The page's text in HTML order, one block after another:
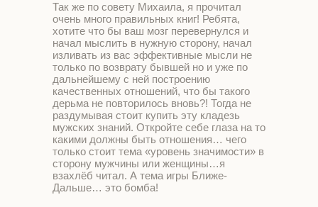
Так же по совету Михаила, я прочитал
очень много правильных книг! Ребята,
хотите что бы ваш мозг перевернулся и
начал мыслить в нужную сторону, начал
изливать из вас эффективные мысли не
только по возврату бывшей но и уже по
дальнейшему с ней построению
качественных отношений, что бы такого
дерьма не повторилось вновь?! Тогда не
раздумывая стоит купить эту кладезь
мужских знаний. Откройте себе глаза на то
какими должны быть отношения… чего
только стоит тема «уровень значимости» в
сторону мужчины или женщины…я
взахлёб читал. А тема игры Ближе-
Дальше… это бомба!